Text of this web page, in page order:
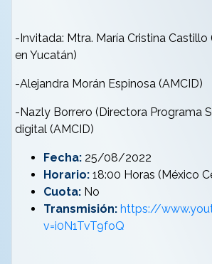
-Invitada: Mtra. María Cristina Castillo
en Yucatán)
-Alejandra Morán Espinosa (AMCID)
-Nazly Borrero (Directora Programa
digital (AMCID)
Fecha: 25/08/2022
Horario: 18:00 Horas (México
Cuota: No
Transmisión: https://
v=i0N1TvT9foQ